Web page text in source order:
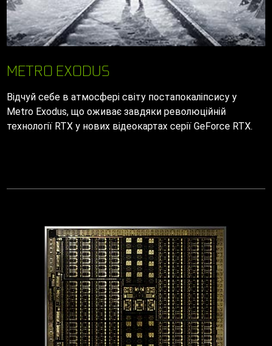
METRO EXODUS
Відчуй себе в атмосфері світу постапокаліпсису у
Metro Exodus, що оживає завдяки революційній
технології RTX у нових відеокартах серії GeForce RTX.